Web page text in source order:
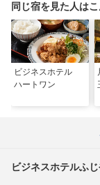
同じ宿を見た人は
ビジネスホテル
ハートワン
ビジネスホテルふ